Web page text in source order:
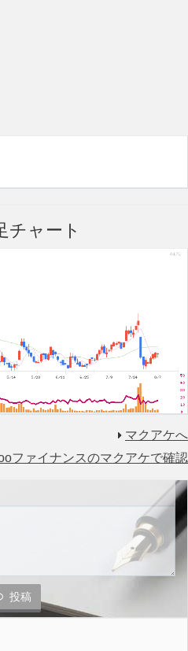
チャート
マクアケへ
ファイナンスのマクアケで確認
投稿